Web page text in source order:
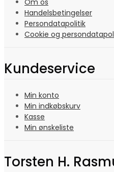
Handelsbetingelser
Persondatapolitik
Cookie og
Kundeservice
Min konto
Min indkøbskurv
Kasse
Min ønskeliste
Torsten H.